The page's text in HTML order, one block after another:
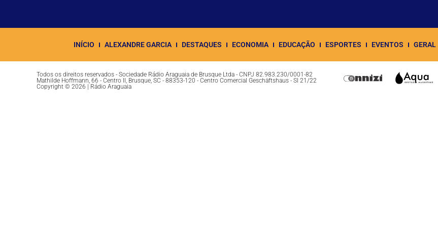
INÍCIO ALEXANDRE GARCIA DESTAQUES ECONOMIA EDUCAÇÃO ESPORTES EVENTOS GERAL
Todos os direitos reservados - Sociedade Rádio Araguaia de Brusque Ltda - CNPJ 82.983.230/0001-82
Mathilde Hoffmann, 66 - Centro II, Brusque, SC - 88353-120 - Centro Comercial Geschäftshaus - Sl 21/22
Copyright © 2026 | Rádio Araguaia